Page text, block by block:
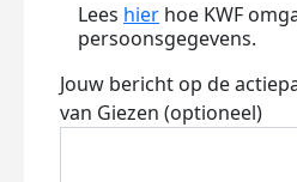
Lees hier hoe KWF
persoonsgegevens.
Jouw bericht op de
van Giezen (optioneel)